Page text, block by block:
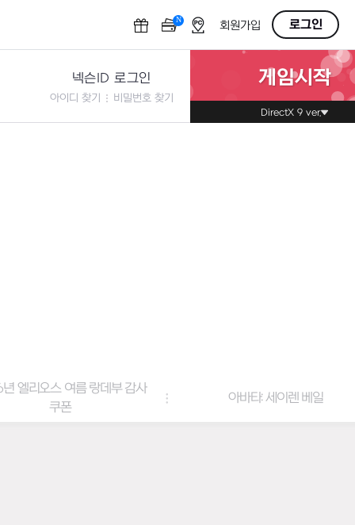
N OFF회원가입 로그인
넥슨ID 로그인
아이디 찾기 비밀번호 찾기
게임시작
DirectX 9 ver.
엘리오스 여름 랑데부 감사
쿠폰
아바타: 세이렌 베일